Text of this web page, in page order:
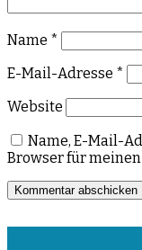
Name *
E-Mail-Adresse *
Website
Name, E-Mail-
Browser für